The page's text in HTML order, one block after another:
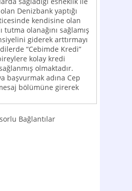
Denizbank yaptığı
kendisine olan
olanağını sağlamış
giderek arttırmayı
“Cebimde Kredi”
kolay kredi
olmaktadır.
başvurmak adına Cep
bölümüne girerek
Bağlantılar